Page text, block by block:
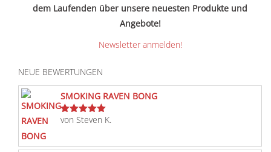
dem Laufenden über unsere neuesten Produkte und
Angebote!
Newsletter anmelden!
NEUE BEWERTUNGEN
SMOKING RAVEN BONG
Bewertet
von Steven K.